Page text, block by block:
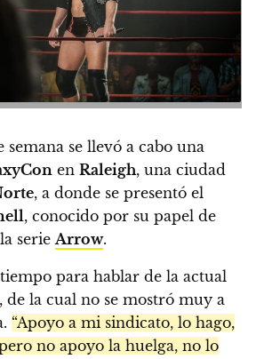
semana se llevó a cabo una
en Raleigh, una ciudad
, a donde se presentó el
, conocido por su papel de
serieArrow.
para hablar de la actual
de la cual no se mostró muy a
“Apoyo a mi sindicato, lo hago,
no apoyo la huelga, no lo